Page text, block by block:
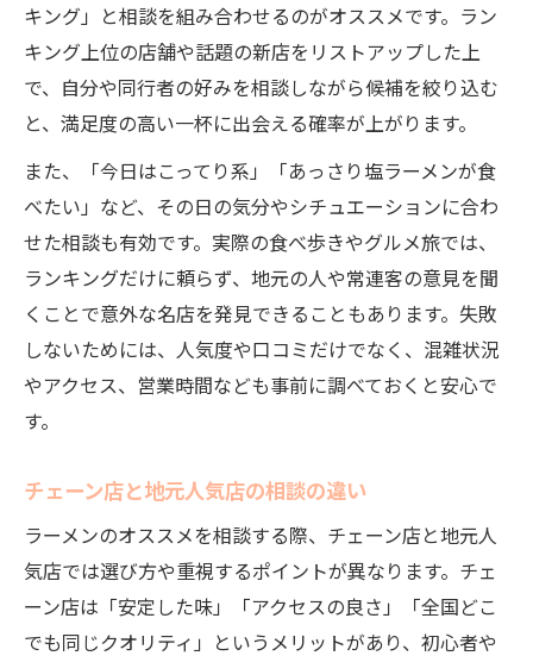
キング」と相談を組み合わせるのがオススメです。ラン
キング上位の店舗や話題の新店をリストアップした上
で、自分や同行者の好みを相談しながら候補を絞り込む
と、満足度の高い一杯に出会える確率が上がります。
また、「今日はこってり系」「あっさり塩ラーメンが食
べたい」など、その日の気分やシチュエーションに合わ
せた相談も有効です。実際の食べ歩きやグルメ旅では、
ランキングだけに頼らず、地元の人や常連客の意見を聞
くことで意外な名店を発見できることもあります。失敗
しないためには、人気度や口コミだけでなく、混雑状況
やアクセス、営業時間なども事前に調べておくと安心で
す。
チェーン店と地元人気店の相談の違い
ラーメンのオススメを相談する際、チェーン店と地元人
気店では選び方や重視するポイントが異なります。チェ
ーン店は「安定した味」「アクセスの良さ」「全国どこ
でも同じクオリティ」というメリットがあり、初心者や